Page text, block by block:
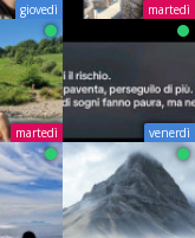
giovedì martedì
martedì venerdì